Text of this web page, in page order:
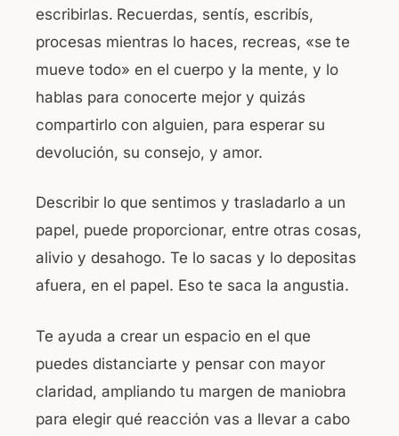
escribirlas. Recuerdas, sentís, escribís,
procesas mientras lo haces, recreas, «se te
mueve todo» en el cuerpo y la mente, y lo
hablas para conocerte mejor y quizás
compartirlo con alguien, para esperar su
devolución, su consejo, y amor.
Describir lo que sentimos y trasladarlo a un
papel, puede proporcionar, entre otras cosas,
alivio y desahogo. Te lo sacas y lo depositas
afuera, en el papel. Eso te saca la angustia.
Te ayuda a crear un espacio en el que
puedes distanciarte y pensar con mayor
claridad, ampliando tu margen de maniobra
para elegir qué reacción vas a llevar a cabo